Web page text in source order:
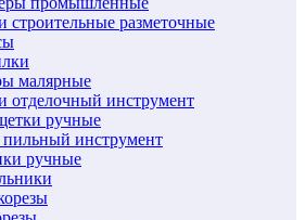
строительные разметочные
малярные
отделочный инструмент
ручные
инструмент
ручные